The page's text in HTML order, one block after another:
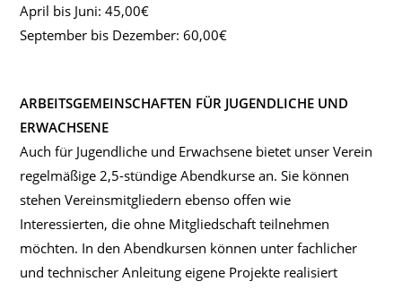
April bis Juni: 45,00€
September bis Dezember: 60,00€
ARBEITSGEMEINSCHAFTEN FÜR JUGENDLICHE UND
ERWACHSENE
Auch für Jugendliche und Erwachsene bietet unser Verein
regelmäßige 2,5-stündige Abendkurse an. Sie können
stehen Vereinsmitgliedern ebenso offen wie
Interessierten, die ohne Mitgliedschaft teilnehmen
möchten. In den Abendkursen können unter fachlicher
und technischer Anleitung eigene Projekte realisiert